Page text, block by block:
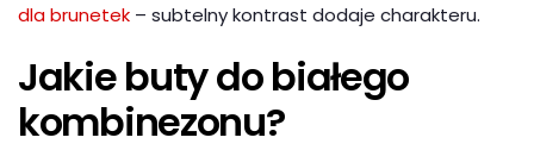
dla brunetek – subtelny kontrast dodaje charakteru.
Jakie buty do białego
kombinezonu?